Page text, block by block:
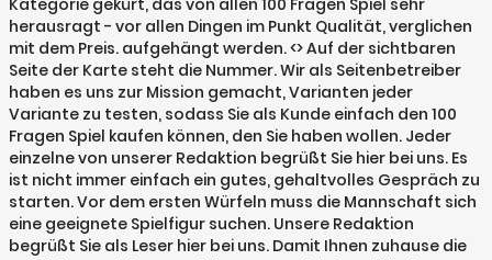
Kategorie gekürt, das von allen 100 Fragen Spiel sehr
herausragt - vor allen Dingen im Punkt Qualität, verglichen
mit dem Preis. aufgehängt werden. <> Auf der sichtbaren
Seite der Karte steht die Nummer. Wir als Seitenbetreiber
haben es uns zur Mission gemacht, Varianten jeder
Variante zu testen, sodass Sie als Kunde einfach den 100
Fragen Spiel kaufen können, den Sie haben wollen. Jeder
einzelne von unserer Redaktion begrüßt Sie hier bei uns. Es
ist nicht immer einfach ein gutes, gehaltvolles Gespräch zu
starten. Vor dem ersten Würfeln muss die Mannschaft sich
eine geeignete Spielfigur suchen. Unsere Redaktion
begrüßt Sie als Leser hier bei uns. Damit Ihnen zuhause die